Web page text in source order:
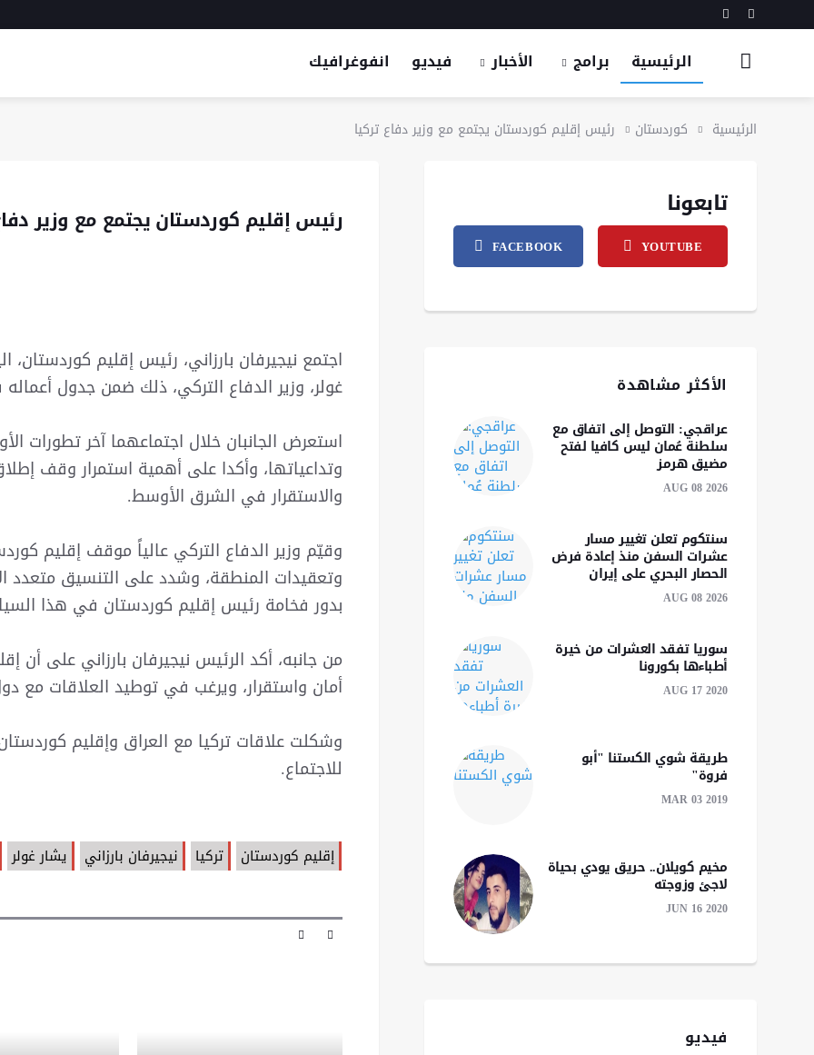
الرئيسية برامج الأخبار فيديو انفوغرافيك
الرئيسية كوردستان رئيس إقليم كوردستان يجتمع مع وزير دفاع تركيا
رئيس إقليم كوردستان يجتمع مع وزير
غولر، وزير الدفاع التركي، ذلك ضمن جدول
استعرض الجانبان خلال اجتماعهما آخر تطورات
وتداعياتها، وأكدا على أهمية استمرار وقف
والاستقرار في الشرق الأوسط.
وقيّم وزير الدفاع التركي عالياً موقف إقليم
وتعقيدات المنطقة، وشدد على التنسيق متعدد
بدور فخامة رئيس إقليم كوردستان في هذا
من جانبه، أكد الرئيس نيجيرفان بارزاني على
أمان واستقرار، ويرغب في توطيد العلاقات مع
وشكلت علاقات تركيا مع العراق وإقليم
للاجتماع.
إقليم كوردستان تركيا نيجيرفان بارزاني يشار غولر
تابعونا
FACEBOOK YOUTUBE
الأكثر مشاهدة
عراقجي: التوصل إلى اتفاق مع
سلطنة عُمان ليس كافيا لفتح
مضيق هرمز
AUG 08 2026
سنتكوم تعلن تغيير مسار
عشرات السفن منذ إعادة فرض
الحصار البحري على إيران
AUG 08 2026
سوريا تفقد العشرات من خيرة
أطباءها بكورونا
AUG 17 2020
طريقة شوي الكستنا "أبو
فروة"
MAR 03 2019
مخيم كويلان.. حريق يودي بحياة
لاجئ وزوجته
JUN 16 2020
فيديو